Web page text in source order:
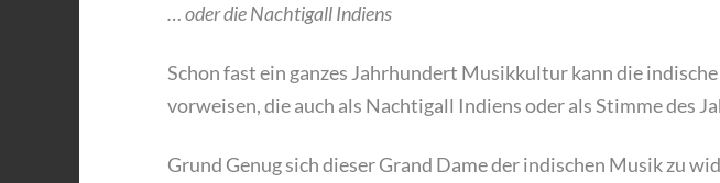
… oder die Nachtigall Indiens
Schon fast ein ganzes Jahrhundert Musikkultur kann die
vorweisen, die auch als Nachtigall Indiens oder als Stimme des
Grund Genug sich dieser Grand Dame der indischen Musik zu